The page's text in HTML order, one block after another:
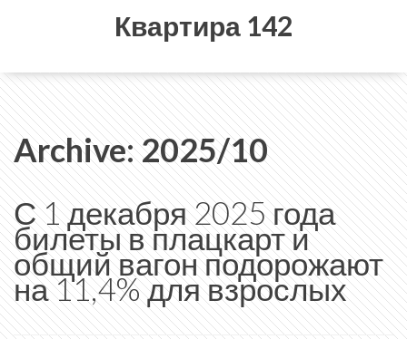
Квартира 142
Archive: 2025/10
С 1 декабря 2025 года
билеты в плацкарт и
общий вагон подорожают
на 11,4% для взрослых